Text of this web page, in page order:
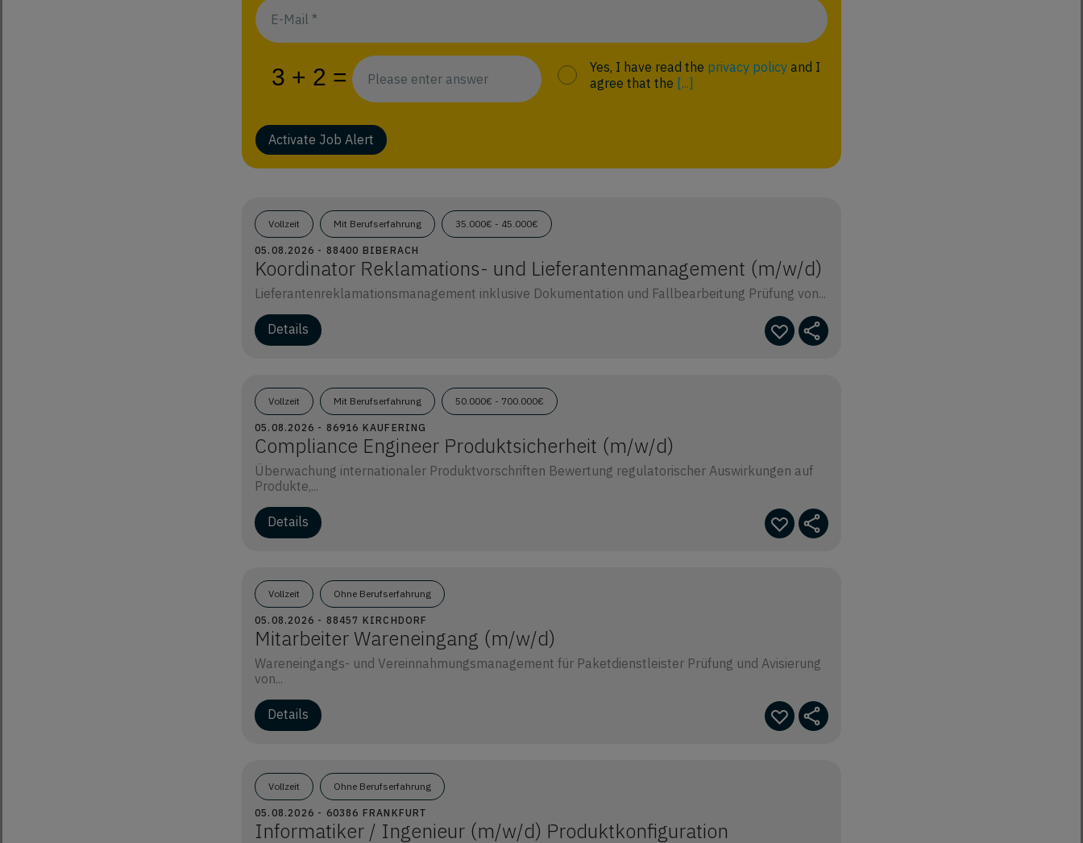
Yes, I have read the privacy policy and I
agree that the [...]
Activate Job Alert
Vollzeit Mit Berufserfahrung 35.000€ - 45.000€
05.08.2026 - 88400 BIBERACH
Koordinator Reklamations- und Lieferantenmanagement (m/w/d)
Lieferantenreklamationsmanagement inklusive Dokumentation und Fallbearbeitung Prüfung von...
Details
Vollzeit Mit Berufserfahrung 50.000€ - 700.000€
05.08.2026 - 86916 KAUFERING
Compliance Engineer Produktsicherheit (m/w/d)
Überwachung internationaler Produktvorschriften Bewertung regulatorischer Auswirkungen auf
Produkte,...
Details
Vollzeit Ohne Berufserfahrung
05.08.2026 - 88457 KIRCHDORF
Mitarbeiter Wareneingang (m/w/d)
Wareneingangs- und Vereinnahmungsmanagement für Paketdienstleister Prüfung und Avisierung
von...
Details
Vollzeit Ohne Berufserfahrung
05.08.2026 - 60386 FRANKFURT
Informatiker / Ingenieur (m/w/d) Produktkonfiguration